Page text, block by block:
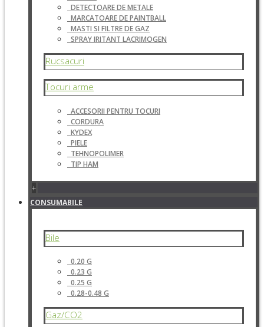
DETECTOARE DE METALE
MARCATOARE DE PAINTBALL
MASTI SI FILTRE DE GAZ
SPRAY IRITANT LACRIMOGEN
Rucsacuri
Tocuri arme
ACCESORII PENTRU TOCURI
CORDURA
KYDEX
PIELE
TEHNOPOLIMER
TIP HAM
+
CONSUMABILE
Bile
0.20 G
0.23 G
0.25 G
0.28-0.48 G
Gaz/CO2